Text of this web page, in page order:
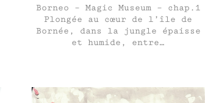
Borneo – Magic Museum – chap.1
Plongée au cœur de l’île de
Bornée, dans la jungle épaisse
et humide, entre…